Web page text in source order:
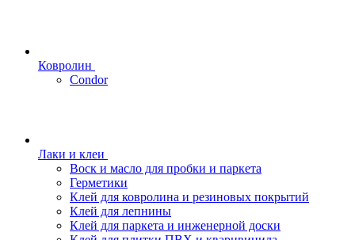
Ковролин
Condor
Лаки и клеи
Воск и масло для пробки и паркета
Герметики
Клей для ковролина и резиновых покрытий
Клей для лепнины
Клей для паркета и инженерной доски